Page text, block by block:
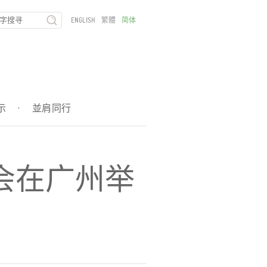
· 並肩同行
ENGLISH 繁體 简体
在广州举